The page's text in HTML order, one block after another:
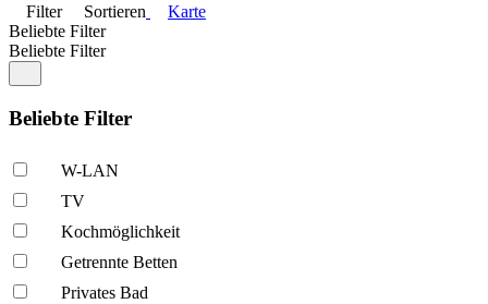
Filter
Sortieren
Karte
Beliebte Filter
Beliebte Filter
Beliebte Filter
W-LAN
TV
Kochmöglich­keit
Getrennte Betten
Privates Bad